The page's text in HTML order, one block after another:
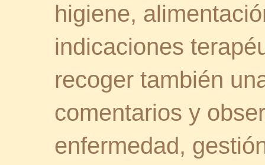
higiene,
indicaciones
recoger también
comentarios y
enfermedad,